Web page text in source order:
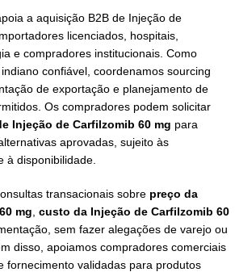
a aquisição B2B de Injeção de
licenciados, hospitais,
e compradores institucionais. Como
confiável, coordenamos sourcing
de exportação e planejamento de
Os compradores podem solicitar
Injeção de Carfilzomib 60 mg para
aprovadas, sujeito às
à disponibilidade.
transacionais sobre preço da
mg custo da Injeção de Carfilzomib 60
sem fazer alegações de varejo ou
disso, apoiamos compradores comerciais
fornecimento validadas para produtos